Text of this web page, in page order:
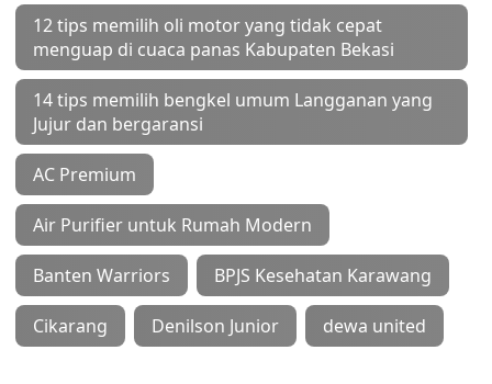
12 tips memilih oli motor yang tidak cepat
menguap di cuaca panas Kabupaten Bekasi
14 tips memilih bengkel umum Langganan yang
Jujur dan bergaransi
AC Premium
Air Purifier untuk Rumah Modern
Banten Warriors BPJS Kesehatan Karawang
Cikarang Denilson Junior dewa united